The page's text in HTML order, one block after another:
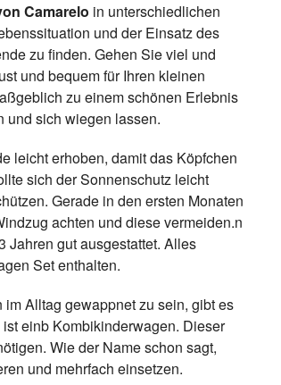
Camarelo in unterschiedlichen
und der Einsatz des
zu finden. Gehen Sie viel und
und bequem für Ihren kleinen
zu einem schönen Erlebnis
und sich wiegen lassen.
leicht erhoben, damit das Köpfchen
sich der Sonnenschutz leicht
Gerade in den ersten Monaten
achten und diese vermeiden.n
Jahren gut ausgestattet. Alles
Set enthalten.
Alltag gewappnet zu sein, gibt es
einb Kombikinderwagen. Dieser
Wie der Name schon sagt,
und mehrfach einsetzen.